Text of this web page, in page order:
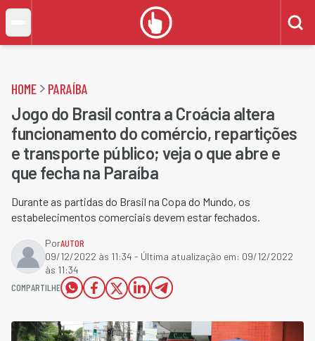
HOME PARAÍBA
Jogo do Brasil contra a Croácia altera
funcionamento do comércio, repartições
e transporte público; veja o que abre e
que fecha na Paraíba
Durante as partidas do Brasil na Copa do Mundo, os
estabelecimentos comerciais devem estar fechados.
PorAUTOR
09/12/2022 às 11:34 - Última atualização em: 09/12/2022
às 11:34
COMPARTILHE